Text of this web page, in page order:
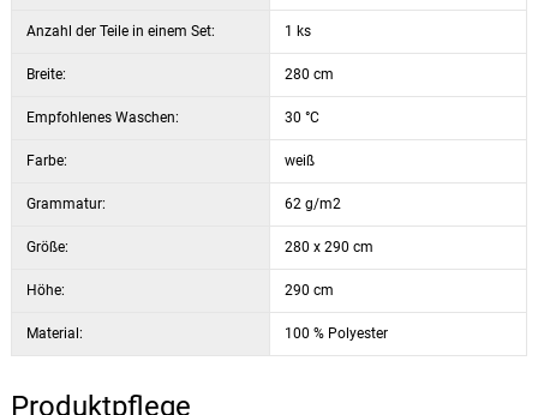
Anzahl der Teile in einem Set: 1 ks
Breite: 280 cm
Empfohlenes Waschen: 30 °C
Farbe: weiß
Grammatur: 62 g/m2
Größe: 280 x 290 cm
Höhe: 290 cm
Material: 100 % Polyester
Produktpflege